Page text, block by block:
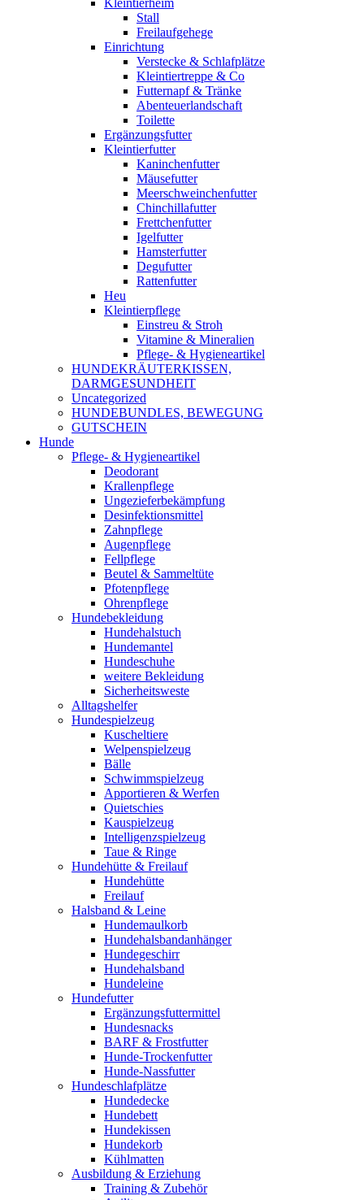
Kleintierheim
Stall
Freilaufgehege
Einrichtung
Verstecke & Schlafplätze
Kleintiertreppe & Co
Futternapf & Tränke
Abenteuerlandschaft
Toilette
Ergänzungsfutter
Kleintierfutter
Kaninchenfutter
Mäusefutter
Meerschweinchenfutter
Chinchillafutter
Frettchenfutter
Igelfutter
Hamsterfutter
Degufutter
Rattenfutter
Heu
Kleintierpflege
Einstreu & Stroh
Vitamine & Mineralien
Pflege- & Hygieneartikel
HUNDEKRÄUTERKISSEN,
DARMGESUNDHEIT
Uncategorized
HUNDEBUNDLES, BEWEGUNG
GUTSCHEIN
Hunde
Pflege- & Hygieneartikel
Deodorant
Krallenpflege
Ungezieferbekämpfung
Desinfektionsmittel
Zahnpflege
Augenpflege
Fellpflege
Beutel & Sammeltüte
Pfotenpflege
Ohrenpflege
Hundebekleidung
Hundehalstuch
Hundemantel
Hundeschuhe
weitere Bekleidung
Sicherheitsweste
Alltagshelfer
Hundespielzeug
Kuscheltiere
Welpenspielzeug
Bälle
Schwimmspielzeug
Apportieren & Werfen
Quietschies
Kauspielzeug
Intelligenzspielzeug
Taue & Ringe
Hundehütte & Freilauf
Hundehütte
Freilauf
Halsband & Leine
Hundemaulkorb
Hundehalsbandanhänger
Hundegeschirr
Hundehalsband
Hundeleine
Hundefutter
Ergänzungsfuttermittel
Hundesnacks
BARF & Frostfutter
Hunde-Trockenfutter
Hunde-Nassfutter
Hundeschlafplätze
Hundedecke
Hundebett
Hundekissen
Hundekorb
Kühlmatten
Ausbildung & Erziehung
Training & Zubehör